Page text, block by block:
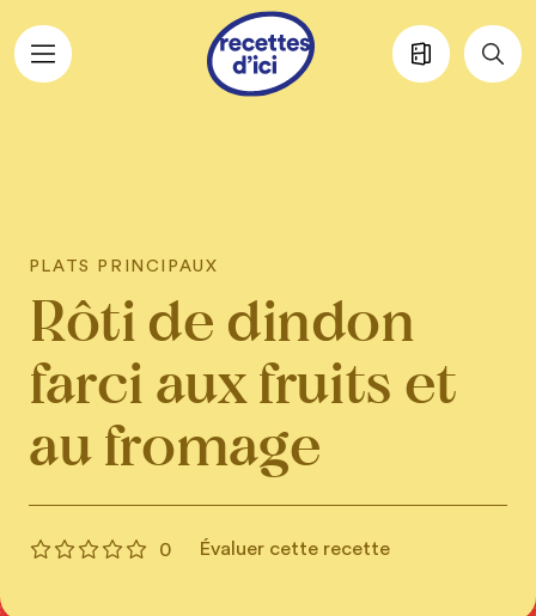
Aller au contenu principal
PLATS PRINCIPAUX
Rôti de dindon
farci aux fruits et
au fromage
0 Évaluer cette recette